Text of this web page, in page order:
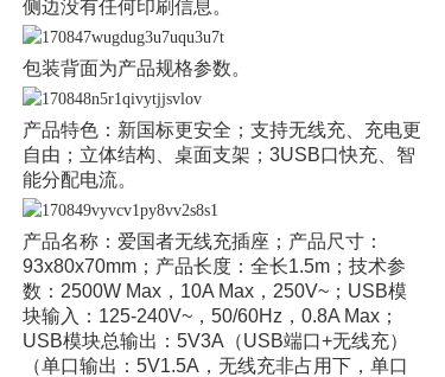
侧边没有任何印刷信息。
包装背面为产品规格参数。
产品特色：新国标更安全；支持无线充、充电更
自由；立体结构、桌面支架；3USB口快充、智
能分配电流。
产品名称：爱国者无线充插座；产品尺寸：
93x80x70mm；产品长度：全长1.5m；技术参
数：2500W Max，10A Max，250V~；USB模
块输入：125-240V~，50/60Hz，0.8A Max；
USB模块总输出：5V3A（USB端口+无线充）
（单口输出：5V1.5A，无线充非占用下，单口